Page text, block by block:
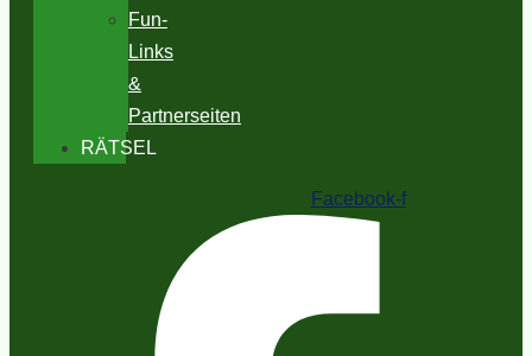
Fun-
Links
&
Partnerseiten
RÄTSEL
Facebook-f